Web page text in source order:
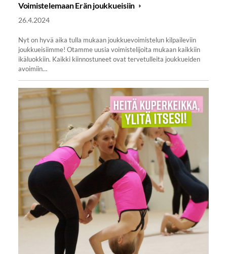
Voimistelemaan Erän joukkueisiin
26.4.2024
Nyt on hyvä aika tulla mukaan joukkuevoimistelun kilpaileviin
joukkueisiimme! Otamme uusia voimistelijoita mukaan kaikkiin
ikäluokkiin. Kaikki kiinnostuneet ovat tervetulleita joukkueiden
avoimiin…